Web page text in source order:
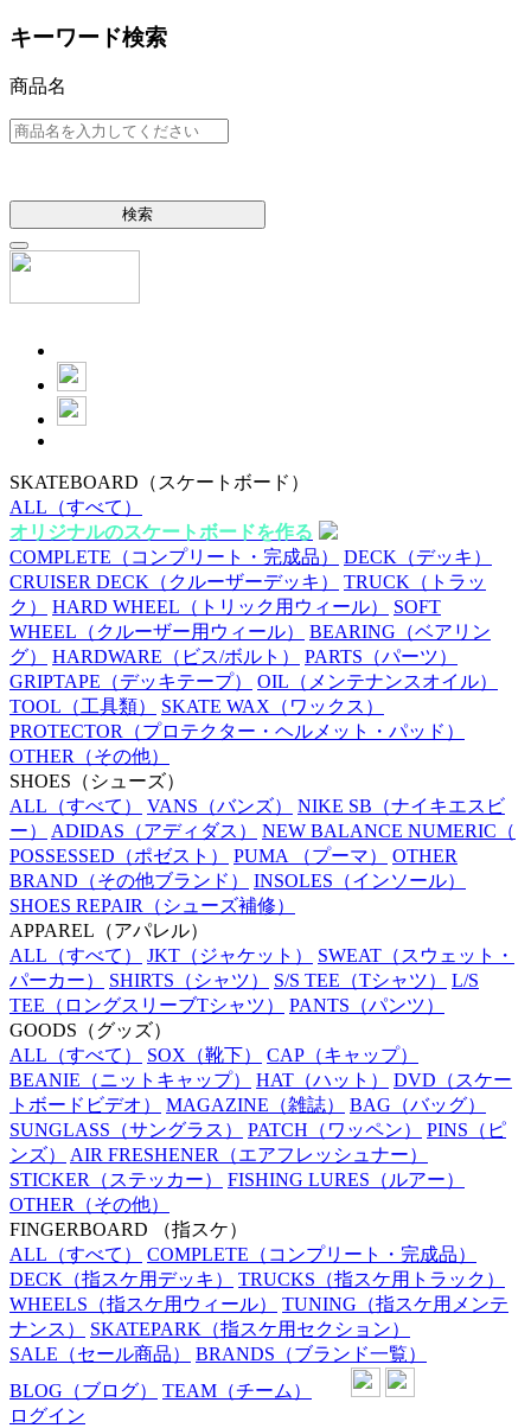
キーワード検索
商品名
検索
SKATEBOARD （スケートボード）
ALL （すべて）
オリジナルのスケートボードを作る
COMPLETE （コンプリート・完成品） DECK （デッキ）
CRUISER DECK （クルーザーデッキ） TRUCK （トラッ
ク）
HARD WHEEL （トリック用ウィール）
SOFT
WHEEL （クルーザー用ウィール） BEARING （ベアリン
グ）
HARDWARE （ビス/ボルト） PARTS （パーツ）
GRIPTAPE （デッキテープ） OIL （メンテナンスオイル）
TOOL （工具類） SKATE WAX （ワックス）
PROTECTOR （プロテクター・ヘルメット・パッド）
OTHER （その他）
SHOES （シューズ）
ALL （すべて） VANS （バンズ） NIKE SB （ナイキエスビ
ー）
ADIDAS （アディダス） NEW BALANCE NUMERIC （
POSSESSED （ポゼスト） PUMA （プーマ）
OTHER
BRAND （その他ブランド） INSOLES （インソール）
SHOES REPAIR （シューズ補修）
APPAREL （アパレル）
ALL （すべて） JKT （ジャケット） SWEAT （スウェット・
パーカー）
SHIRTS （シャツ） S/S TEE （Tシャツ）
L/S
TEE （ロングスリーブTシャツ） PANTS （パンツ）
GOODS （グッズ）
ALL （すべて） SOX （靴下） CAP （キャップ）
BEANIE （ニットキャップ） HAT （ハット） DVD （スケー
トボードビデオ）
MAGAZINE （雑誌） BAG （バッグ）
SUNGLASS （サングラス） PATCH （ワッペン） PINS （ピ
ンズ）
AIR FRESHENER （エアフレッシュナー）
STICKER （ステッカー） FISHING LURES （ルアー）
OTHER （その他）
FINGERBOARD
（指スケ）
ALL （すべて） COMPLETE （コンプリート・完成品）
DECK （指スケ用デッキ） TRUCKS （指スケ用トラック）
WHEELS （指スケ用ウィール） TUNING （指スケ用メンテ
ナンス）
SKATEPARK （指スケ用セクション）
SALE （セール商品） BRANDS （ブランド一覧）
BLOG （ブログ） TEAM （チーム）
ログイン